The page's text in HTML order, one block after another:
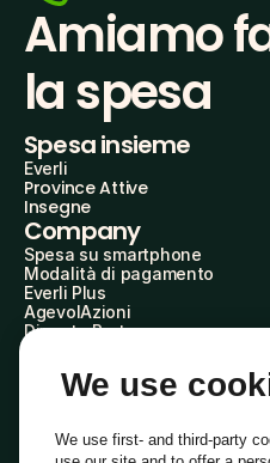
Amiamo
la spesa
Spesa insieme
Everli
Province Attive
Insegne
Company
Spesa su smartphone
Modalità di pagamento
Everli Plus
AgevolAzioni
Diventa Partner
Everli Shoppers
About Us
Everli News
Domande frequenti
We use
We use first- and third-party